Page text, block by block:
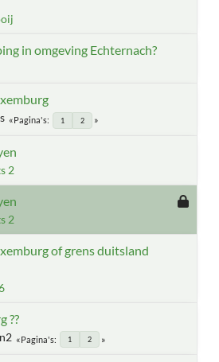
in omgeving Echternach?
Pagina's 1 2
2
2
of grens duitsland
??
Pagina's 1 2